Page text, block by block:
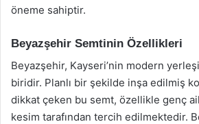
öneme sahiptir.
Beyazşehir Semtinin Özellikleri
Beyazşehir, Kayseri’nin modern
biridir. Planlı bir şekilde inşa edilmiş
dikkat çeken bu semt, özellikle genç
kesim tarafından tercih edilmektedir.